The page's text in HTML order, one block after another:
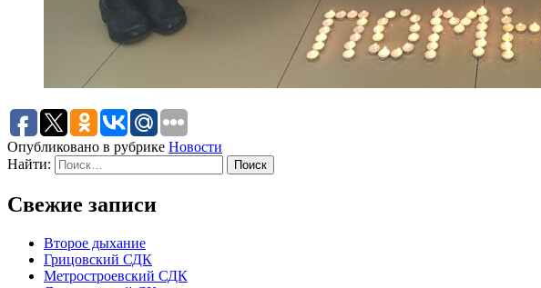
Опубликовано в рубрике Новости
Найти:
Свежие записи
Второе дыхание
Грицовский СДК
Метростроевский СДК